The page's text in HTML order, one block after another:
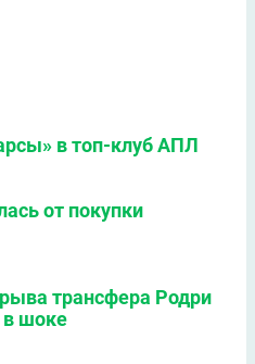
в топ-клуб АПЛ
от покупки
трансфера Родри
в шоке